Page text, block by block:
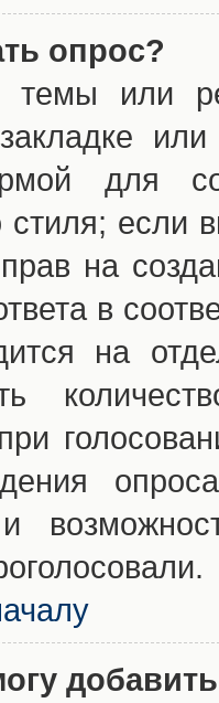
опрос?
темы или
для
стиля; если
на
в
на